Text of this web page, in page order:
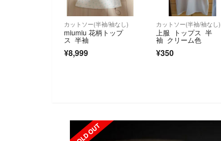
カットソー(半袖/袖なし)
miumiu 花柄トップ
ス 半袖
¥8,999
カットソー(半袖/袖なし)
上服 トップス 半
袖 クリーム色
¥350
SOLD OUT